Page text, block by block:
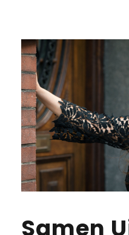
Samen